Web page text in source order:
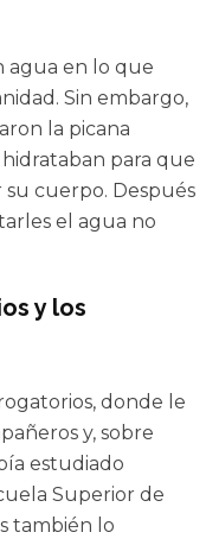
agua en lo que
Sin embargo,
la picana
para que
cuerpo. Después
el agua no
y los
donde le
y, sobre
estudiado
Superior de
también lo